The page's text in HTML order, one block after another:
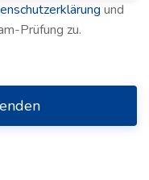
und
Prüfung zu.